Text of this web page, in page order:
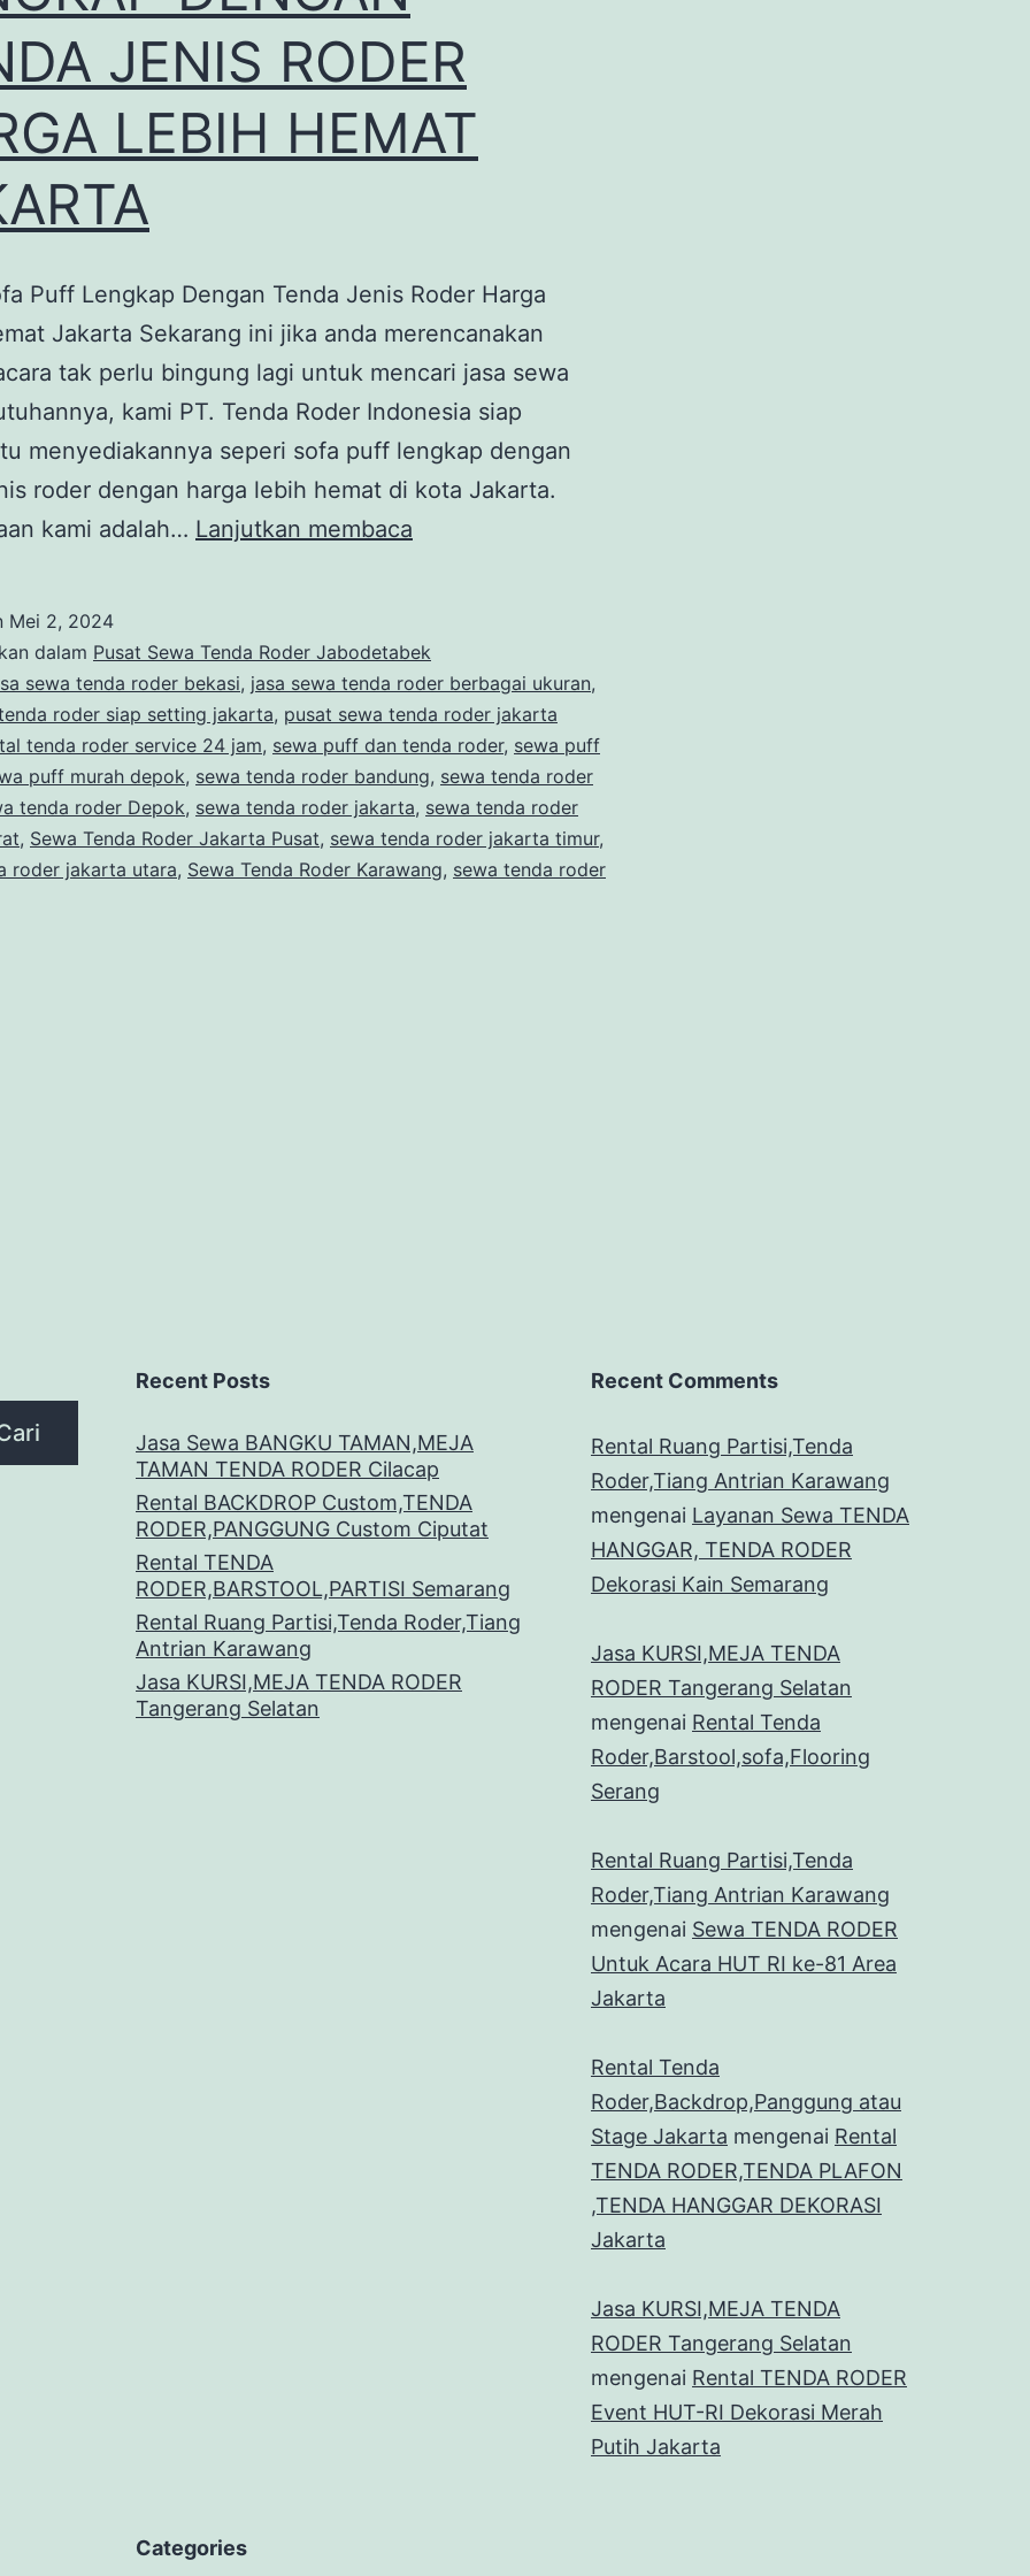
JENIS RODER
LEBIH HEMAT
Puff Lengkap Dengan Tenda Jenis Roder Harga
Jakarta Sekarang ini jika anda merencanakan
tak perlu bingung lagi untuk mencari jasa sewa
kami PT. Tenda Roder Indonesia siap
menyediakannya seperi sofa puff lengkap dengan
roder dengan harga lebih hemat di kota Jakarta.
kami adalah… Lanjutkan membaca
LENGKAP
DENGAN
TENDA
JENIS
RODER
HARGA
LEBIH
Mei 2, 2024
dalam Pusat Sewa Tenda Roder Jabodetabek
sewa tenda roder bekasi, jasa sewa tenda roder berbagai ukuran,
roder siap setting jakarta, pusat sewa tenda roder jakarta
tenda roder service 24 jam, sewa puff dan tenda roder, sewa puff
puff murah depok, sewa tenda roder bandung, sewa tenda roder
tenda roder Depok, sewa tenda roder jakarta, sewa tenda roder
, Sewa Tenda Roder Jakarta Pusat, sewa tenda roder jakarta timur,
roder jakarta utara, Sewa Tenda Roder Karawang, sewa tenda roder
Recent Posts
Jasa Sewa BANGKU TAMAN,MEJA
TAMAN TENDA RODER Cilacap
Rental BACKDROP Custom,TENDA
RODER,PANGGUNG Custom Ciputat
Rental TENDA
RODER,BARSTOOL,PARTISI Semarang
Rental Ruang Partisi,Tenda Roder,Tiang
Antrian Karawang
Jasa KURSI,MEJA TENDA RODER
Tangerang Selatan
Recent Comments
Rental Ruang Partisi,Tenda
Roder,Tiang Antrian Karawang
mengenai Layanan Sewa TENDA
HANGGAR, TENDA RODER
Dekorasi Kain Semarang
Jasa KURSI,MEJA TENDA
RODER Tangerang Selatan
mengenai Rental Tenda
Roder,Barstool,sofa,Flooring
Serang
Rental Ruang Partisi,Tenda
Roder,Tiang Antrian Karawang
mengenai Sewa TENDA RODER
Untuk Acara HUT RI ke-81 Area
Jakarta
Rental Tenda
Roder,Backdrop,Panggung atau
Stage Jakarta mengenai Rental
TENDA RODER,TENDA PLAFON
,TENDA HANGGAR DEKORASI
Jakarta
Jasa KURSI,MEJA TENDA
RODER Tangerang Selatan
mengenai Rental TENDA RODER
Event HUT-RI Dekorasi Merah
Putih Jakarta
Categories